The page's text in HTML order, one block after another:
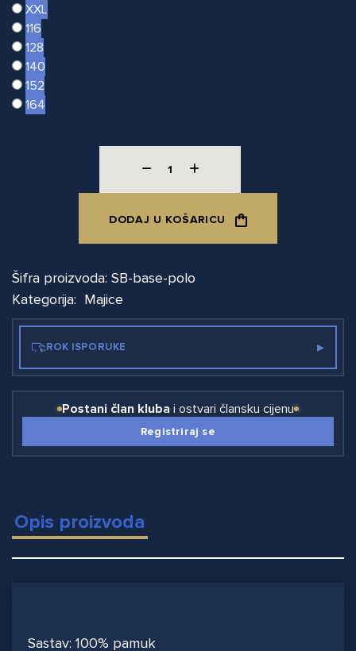
XXL
116
128
140
152
164
DODAJ U KOŠARICU
Šifra proizvoda: SB-base-polo
Kategorija: Majice
ROK ISPORUKE ▸
Postani član kluba i ostvari člansku cijenu
Registriraj se
Opis proizvoda
Sastav: 100% pamuk